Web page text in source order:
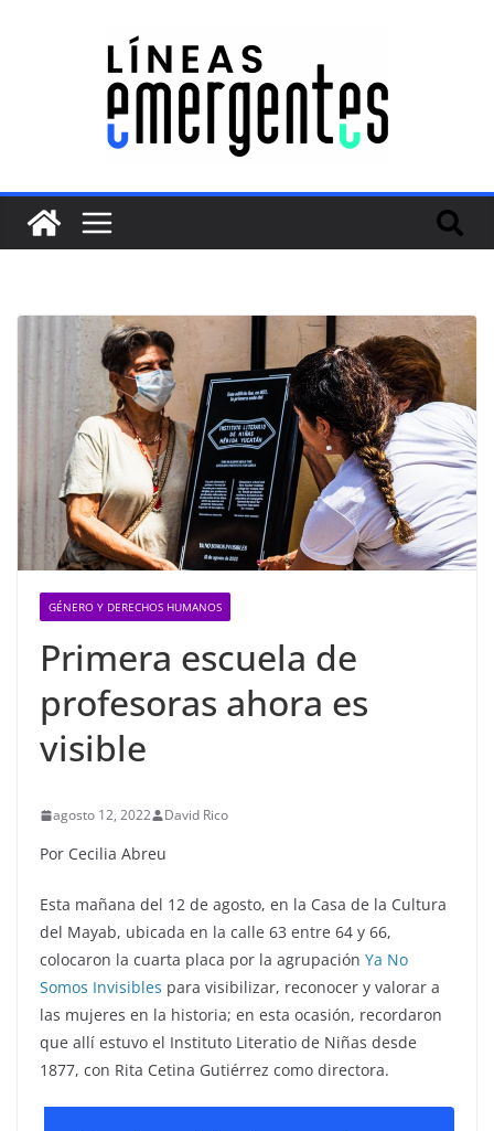
GÉNERO Y DERECHOS HUMANOS
Primera escuela de
profesoras ahora es
visible
agosto 12, 2022 David Rico
Por Cecilia Abreu
Esta mañana del 12 de agosto, en la Casa de la Cultura
del Mayab, ubicada en la calle 63 entre 64 y 66,
colocaron la cuarta placa por la agrupación Ya No
Somos Invisibles para visibilizar, reconocer y valorar a
las mujeres en la historia; en esta ocasión, recordaron
que allí estuvo el Instituto Literatio de Niñas desde
1877, con Rita Cetina Gutiérrez como directora.